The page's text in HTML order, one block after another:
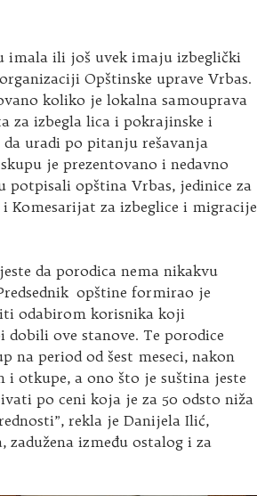
imala ili još uvek imaju izbeglički
Opštinske uprave Vrbas.
koliko je lokalna samouprava
za izbegla lica i pokrajinske i
da uradi po pitanju rešavanja
je prezentovano i nedavno
opština Vrbas, jedinice za
Komesarijat za izbeglice i migracije
da porodica nema nikakvu
opštine formirao je
odabirom korisnika koji
dobili ove stanove. Te porodice
na period od šest meseci, nakon
i otkupe, a ono što je suština jeste
po ceni koja je za 50 odsto niža
rekla je Danijela Ilić,
zadužena između ostalog i za